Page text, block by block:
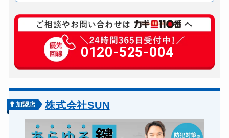
玄関カギ開け 別途お見積り
玄関カギ修理 別途お見積り
玄関カギ交換 別途お見積り
0120-525-004
株式会社SUN